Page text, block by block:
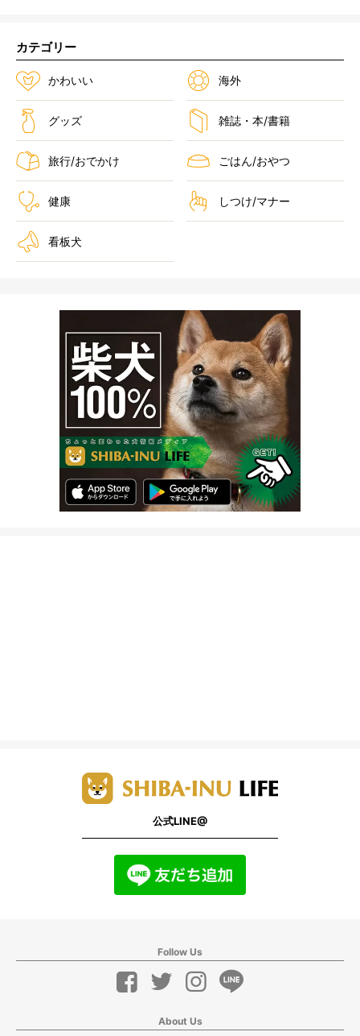
カテゴリー
かわいい 海外
グッズ 雑誌・本/書籍
旅行/おでかけ ごはん/おやつ
健康 しつけ/マナー
看板犬
公式LINE@
Follow Us
About Us